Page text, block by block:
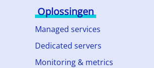
Oplossingen
Managed services
Dedicated servers
Monitoring & metrics